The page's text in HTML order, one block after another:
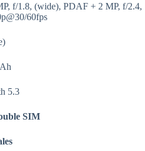
f/1.8, (wide), PDAF + 2 MP, f/2.4,
60fps
5.3
SIM